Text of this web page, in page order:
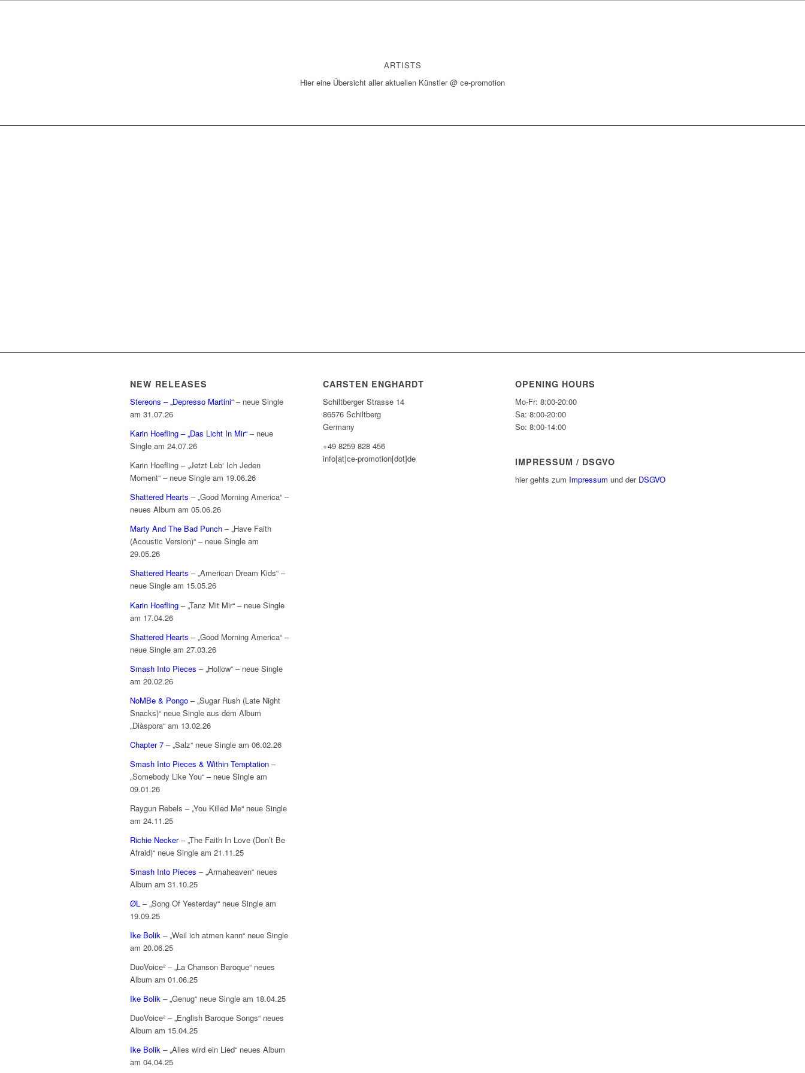
ARTISTS
Hier eine Übersicht aller aktuellen Künstler @ ce-promotion
NEW RELEASES
Stereons – „Depresso Martini“ – neue Single
am 31.07.26
Karin Hoefling – „Das Licht In Mir“ – neue
Single am 24.07.26
Karin Hoefling – „Jetzt Leb‘ Ich Jeden
Moment“ – neue Single am 19.06.26
Shattered Hearts – „Good Morning America“ –
neues Album am 05.06.26
Marty And The Bad Punch – „Have Faith
(Acoustic Version)“ – neue Single am
29.05.26
Shattered Hearts – „American Dream Kids“ –
neue Single am 15.05.26
Karin Hoefling – „Tanz Mit Mir“ – neue Single
am 17.04.26
Shattered Hearts – „Good Morning America“ –
neue Single am 27.03.26
Smash Into Pieces – „Hollow“ – neue Single
am 20.02.26
NoMBe & Pongo – „Sugar Rush (Late Night
Snacks)“ neue Single aus dem Album
„Diàspora“ am 13.02.26
Chapter 7 – „Salz“ neue Single am 06.02.26
Smash Into Pieces & Within Temptation –
„Somebody Like You“ – neue Single am
09.01.26
Raygun Rebels – „You Killed Me“ neue Single
am 24.11.25
Richie Necker– „The Faith In Love (Don’t Be
Afraid)“ neue Single am 21.11.25
Smash Into Pieces – „Armaheaven“ neues
Album am 31.10.25
ØL – „Song Of Yesterday“ neue Single am
19.09.25
Ike Bolik – „Weil ich atmen kann“ neue Single
am 20.06.25
DuoVoice² – „La Chanson Baroque“ neues
Album am 01.06.25
Ike Bolik – „Genug“ neue Single am 18.04.25
DuoVoice² – „English Baroque Songs“ neues
Album am 15.04.25
Ike Bolik – „Alles wird ein Lied“ neues Album
am 04.04.25
CARSTEN ENGHARDT
Schiltberger Strasse 14
86576 Schiltberg
Germany
+49 8259 828 456
info[at]ce-promotion[dot]de
OPENING HOURS
Mo-Fr: 8:00-20:00
Sa: 8:00-20:00
So: 8:00-14:00
IMPRESSUM / DSGVO
hier gehts zum Impressum und der DSGVO